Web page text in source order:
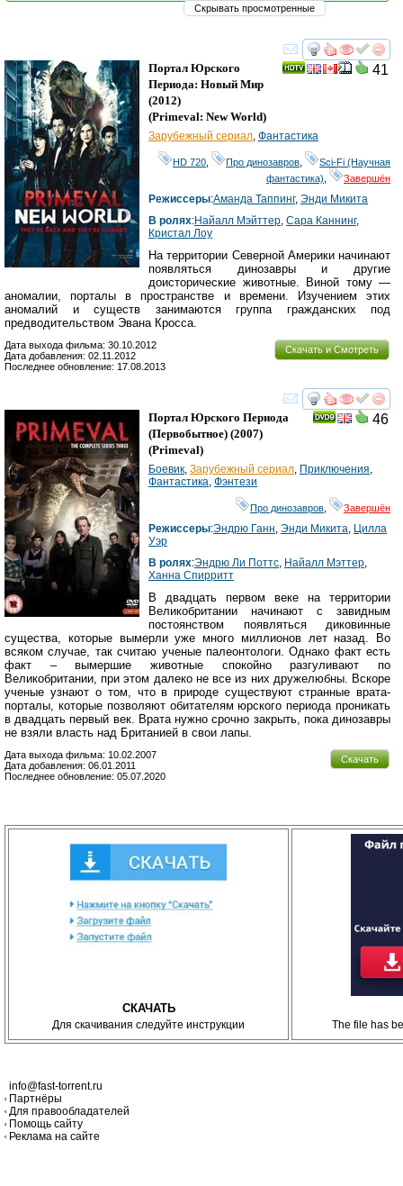
Скрывать просмотренные
смотреть
41
Портал Юрского
Периода: Новый Мир
(2012)
(Primeval: New World)
Зарубежный сериал, Фантастика
HD 720 Про динозавров
Sci-Fi (Научная
фантастика)
Завершён
Режиссеры:Аманда Таппинг, Энди Микита
В ролях:Найалл Мэйттер, Сара Каннинг,
Кристал Лоу
На территории Северной Америки начинают
появляться динозавры и другие
доисторические животные. Виной тому —
аномалии, порталы в пространстве и времени. Изучением этих
аномалий и существ занимаются группа гражданских под
предводительством Эвана Кросса.
Скачать и Смотреть
Дата выхода фильма: 30.10.2012
Дата добавления: 02.11.2012
Последнее обновление: 17.08.2013
смотреть
46
Портал Юрского Периода
(Первобытное) (2007)
(Primeval)
Боевик Зарубежный сериал Приключения
Фантастика Фэнтези
Про динозавров Завершён
Режиссеры:Эндрю Ганн Энди Микита Цилла
Уэр
В ролях:Эндрю Ли Поттс Найалл Мэттер
Ханна Спирритт
В двадцать первом веке на территории
Великобритании начинают с завидным
постоянством появляться диковинные
существа, которые вымерли уже много миллионов лет назад. Во
всяком случае, так считаю ученые палеонтологи. Однако факт есть
факт – вымершие животные спокойно разгуливают по
Великобритании, при этом далеко не все из них дружелюбны. Вскоре
ученые узнают о том, что в природе существуют странные врата-
порталы, которые позволяют обитателям юрского периода проникать
в двадцать первый век. Врата нужно срочно закрыть, пока динозавры
не взяли власть над Британией в свои лапы.
Скачать
Дата выхода фильма: 10.02.2007
Дата добавления: 06.01.2011
Последнее обновление: 05.07.2020
СКАЧАТЬ
Для скачивания следуйте инструкции The file has
info@fast-torrent.ru
Партнёры
Для правообладателей
Помощь сайту
Реклама на сайте